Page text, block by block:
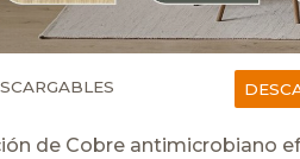
de Cobre antimicrobiano